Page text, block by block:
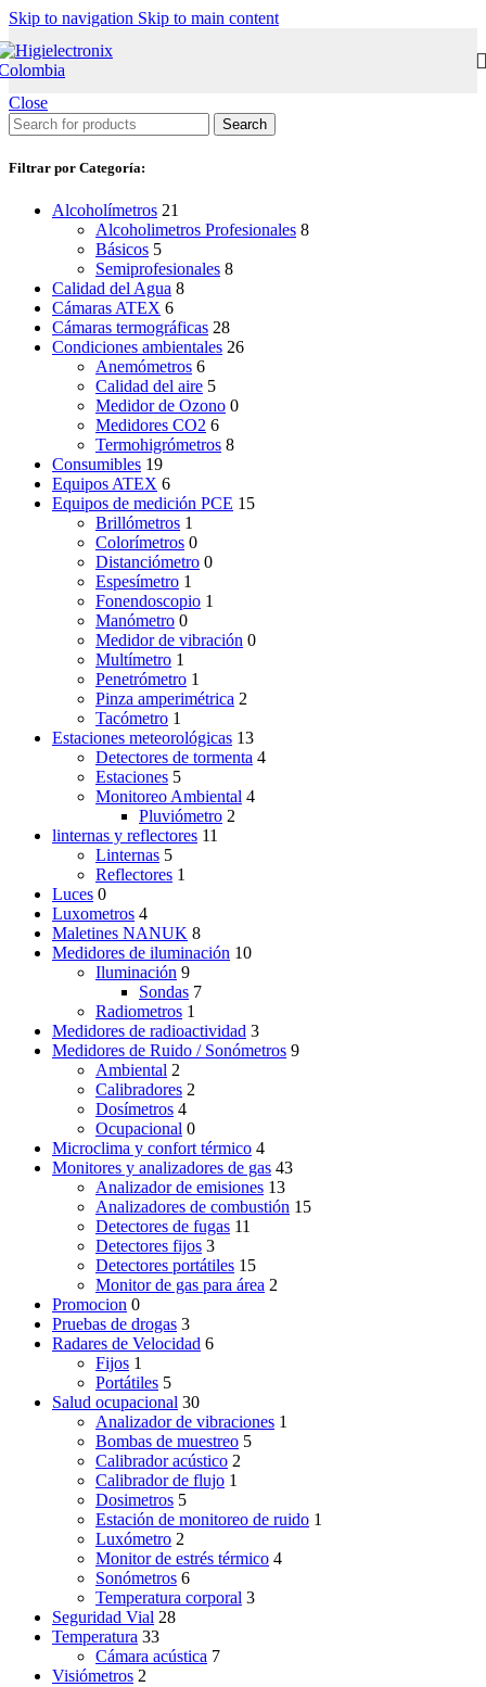
Skip to navigation Skip to main content
Close
Search
Filtrar por Categoría:
Alcoholímetros 21
Alcoholimetros Profesionales 8
Básicos 5
Semiprofesionales 8
Calidad del Agua 8
Cámaras ATEX 6
Cámaras termográficas 28
Condiciones ambientales 26
Anemómetros 6
Calidad del aire 5
Medidor de Ozono 0
Medidores CO2 6
Termohigrómetros 8
Consumibles 19
Equipos ATEX 6
Equipos de medición PCE 15
Brillómetros 1
Colorímetros 0
Distanciómetro 0
Espesímetro 1
Fonendoscopio 1
Manómetro 0
Medidor de vibración 0
Multímetro 1
Penetrómetro 1
Pinza amperimétrica 2
Tacómetro 1
Estaciones meteorológicas 13
Detectores de tormenta 4
Estaciones 5
Monitoreo Ambiental 4
Pluviómetro 2
linternas y reflectores 11
Linternas 5
Reflectores 1
Luces 0
Luxometros 4
Maletines NANUK 8
Medidores de iluminación 10
Iluminación 9
Sondas 7
Radiometros 1
Medidores de radioactividad 3
Medidores de Ruido / Sonómetros 9
Ambiental 2
Calibradores 2
Dosímetros 4
Ocupacional 0
Microclima y confort térmico 4
Monitores y analizadores de gas 43
Analizador de emisiones 13
Analizadores de combustión 15
Detectores de fugas 11
Detectores fijos 3
Detectores portátiles 15
Monitor de gas para área 2
Promocion 0
Pruebas de drogas 3
Radares de Velocidad 6
Fijos 1
Portátiles 5
Salud ocupacional 30
Analizador de vibraciones 1
Bombas de muestreo 5
Calibrador acústico 2
Calibrador de flujo 1
Dosimetros 5
Estación de monitoreo de ruido 1
Luxómetro 2
Monitor de estrés térmico 4
Sonómetros 6
Temperatura corporal 3
Seguridad Vial 28
Temperatura 33
Cámara acústica 7
Visiómetros 2